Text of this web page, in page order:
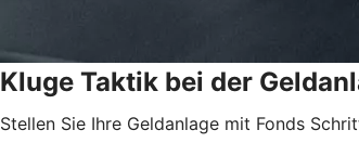
Kluge Taktik bei der
Stellen Sie Ihre Geldanlage mit Fonds